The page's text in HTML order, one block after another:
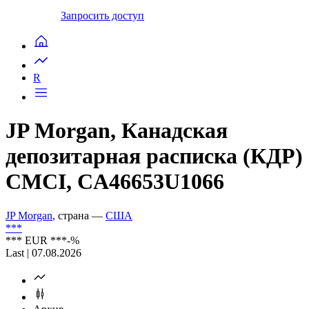
Запросить доступ
R
JP Morgan, Канадская
депозитарная расписка (КДР)
CMCI, CA46653U1066
JP Morgan, страна — США
***
*** EUR ***-%
Last | 07.08.2026